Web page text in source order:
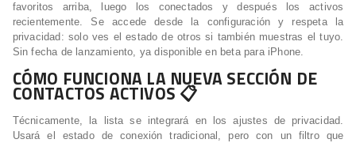
favoritos arriba, luego los conectados y después los activos
recientemente. Se accede desde la configuración y respeta la
privacidad: solo ves el estado de otros si también muestras el tuyo.
Sin fecha de lanzamiento, ya disponible en beta para iPhone.
CÓMO FUNCIONA LA NUEVA SECCIÓN DE
CONTACTOS ACTIVOS 📋
Técnicamente, la lista se integrará en los ajustes de privacidad.
Usará el estado de conexión tradicional, pero con un filtro que